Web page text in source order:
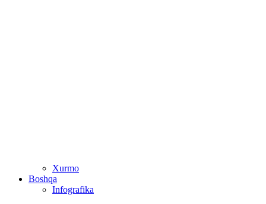
Xurmo
Boshqa
Infografika